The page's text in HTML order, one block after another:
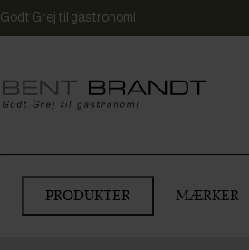
Godt Grej til gastronomi
PRODUKTER MÆRKER